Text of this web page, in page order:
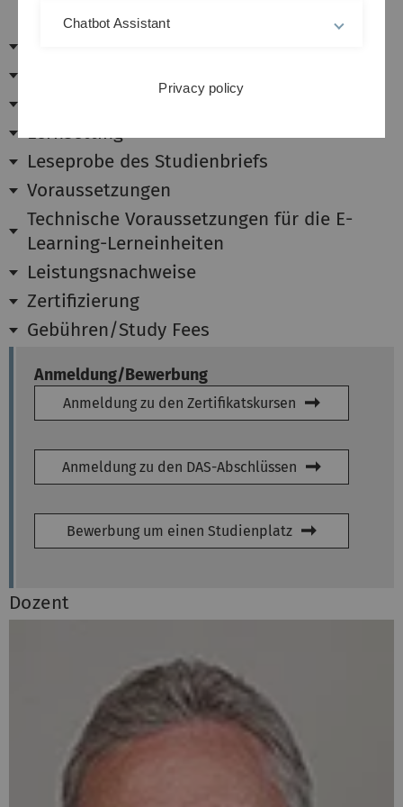
Lernsetting
Leseprobe des Studienbriefs
Voraussetzungen
Technische Voraussetzungen für die E-
Learning-Lerneinheiten
Leistungsnachweise
Zertifizierung
Gebühren/Study Fees
Anmeldung/Bewerbung
Anmeldung zu den Zertifikatskursen
Anmeldung zu den DAS-Abschlüssen
Bewerbung um einen Studienplatz
Dozent
Chatbot Assistant
Privacy policy